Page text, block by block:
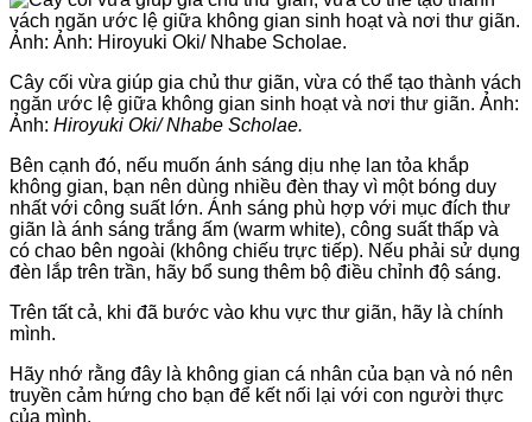
Cây cối vừa giúp gia chủ thư giãn, vừa có thể tạo thành vách
ngăn ước lệ giữa không gian sinh hoạt và nơi thư giãn. Ảnh:
Ảnh: Hiroyuki Oki/ Nhabe Scholae.
Bên cạnh đó, nếu muốn ánh sáng dịu nhẹ lan tỏa khắp
không gian, bạn nên dùng nhiều đèn thay vì một bóng duy
nhất với công suất lớn. Ánh sáng phù hợp với mục đích thư
giãn là ánh sáng trắng ấm (warm white), công suất thấp và
có chao bên ngoài (không chiếu trực tiếp). Nếu phải sử dụng
đèn lắp trên trần, hãy bổ sung thêm bộ điều chỉnh độ sáng.
Trên tất cả, khi đã bước vào khu vực thư giãn, hãy là chính
mình.
Hãy nhớ rằng đây là không gian cá nhân của bạn và nó nên
truyền cảm hứng cho bạn để kết nối lại với con người thực
của mình.